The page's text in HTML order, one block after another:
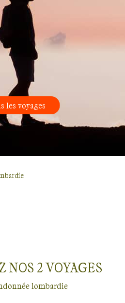
les voyages
NOS 2VOYAGES
lombardie